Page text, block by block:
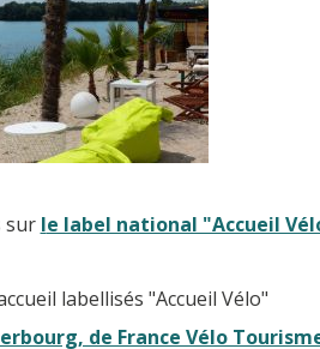
sur le label national "Accueil
labellisés "Accueil Vélo"
de France Vélo